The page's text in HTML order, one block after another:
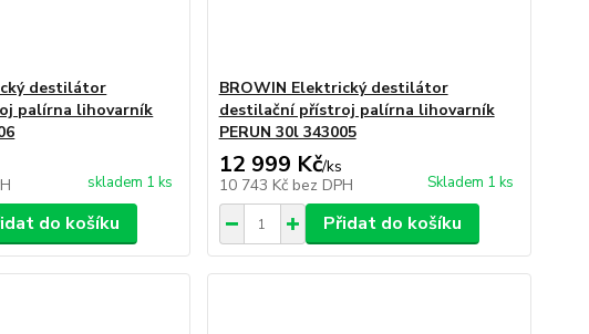
destilátor
palírna lihovarník
skladem 1 ks
do košíku
BROWIN Elektrický destilátor
destilační přístroj palírna lihovarník
PERUN 30l 343005
12 999 Kč/ks
10 743 Kč bez DPH Skladem 1 ks
Přidat do košíku